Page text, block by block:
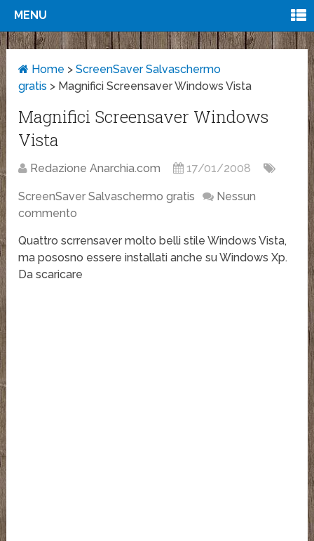
MENU
Home >ScreenSaver Salvaschermo
gratis > Magnifici Screensaver Windows Vista
Magnifici Screensaver Windows
Vista
Redazione Anarchia.com 17/01/2008
ScreenSaver Salvaschermo gratis
Nessun
commento
Quattro scrrensaver molto belli stile Windows Vista,
ma pososno essere installati anche su Windows Xp.
Da scaricare